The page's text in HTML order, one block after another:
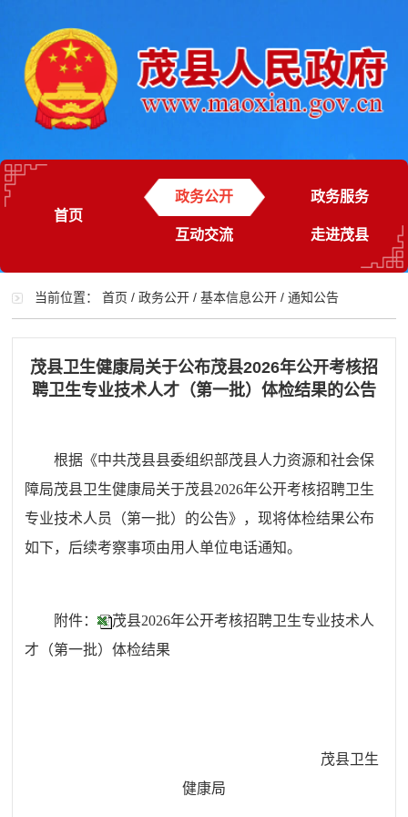
首页
政务公开 政务服务
互动交流 走进茂县
当前位置：首页 /政务公开 /基本信息公开 /通知公告
茂县卫生健康局关于公布茂县2026年公开考核招
聘卫生专业技术人才（第一批）体检结果的公告
根据《中共茂县县委组织部茂县人力资源和社会保
障局茂县卫生健康局关于茂县2026年公开考核招聘卫生
专业技术人员（第一批）的公告》，现将体检结果公布
如下， 后续考察事项由用人单位电话通知。
附件：
茂县2026年公开考核招聘卫生专业技术人
才（第一批）体检结果
茂县卫生
健康局